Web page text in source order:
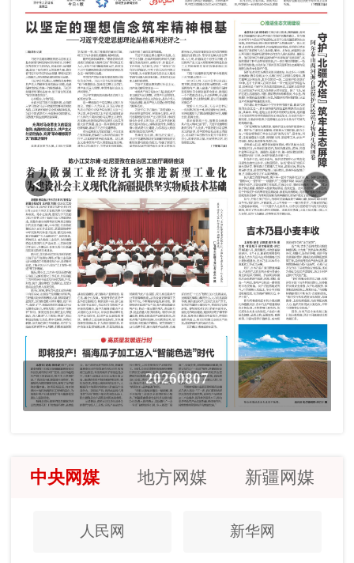
20260807
中央网媒 地方网媒 新疆网媒
人民网 新华网